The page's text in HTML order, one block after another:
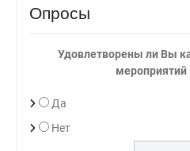
Опросы
Удовлетворены ли Вы
мероприятий
Да
Нет